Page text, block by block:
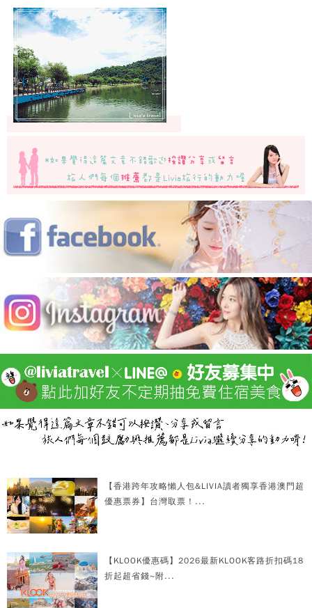
【香港跨年攻略懶人包&LIVIA讀者獨享香港澳門超
優惠票券】台灣取票！...
【KLOOK優惠碼】2026最新KLOOK客路折扣碼18
折起超省錢~附...